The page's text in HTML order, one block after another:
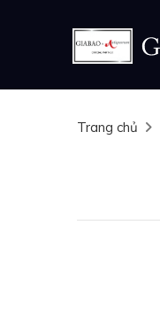
Trang chủ